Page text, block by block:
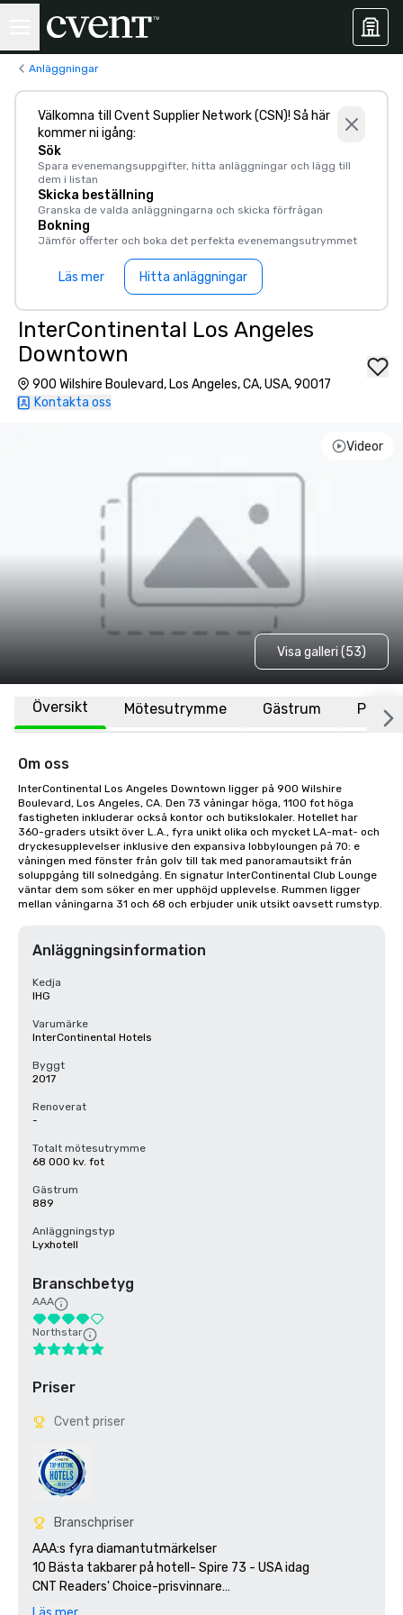
Anläggningar
Välkomna till Cvent Supplier Network (CSN)! Så här
kommer ni igång:
Sök
Spara evenemangsuppgifter, hitta anläggningar och lägg till
dem i listan
Skicka beställning
Granska de valda anläggningarna och skicka förfrågan
Bokning
Jämför offerter och boka det perfekta evenemangsutrymmet
Läs mer Hitta anläggningar
InterContinental Los Angeles
Downtown
900 Wilshire Boulevard, Los Angeles, CA, USA, 90017
Kontakta oss
Videor
Visa galleri (53)
Översikt Mötesutrymme Gästrum Plats
Om oss
InterContinental Los Angeles Downtown ligger på 900 Wilshire
Boulevard, Los Angeles, CA. Den 73 våningar höga, 1100 fot höga
fastigheten inkluderar också kontor och butikslokaler. Hotellet har
360-graders utsikt över L.A., fyra unikt olika och mycket LA-mat- och
dryckesupplevelser inklusive den expansiva lobbyloungen på 70: e
våningen med fönster från golv till tak med panoramautsikt från
soluppgång till solnedgång. En signatur InterContinental Club Lounge
väntar dem som söker en mer upphöjd upplevelse. Rummen ligger
mellan våningarna 31 och 68 och erbjuder unik utsikt oavsett rumstyp.
Anläggningsinformation
Kedja
IHG
Varumärke
InterContinental Hotels
Byggt
2017
Renoverat
-
Totalt mötesutrymme
68 000 kv. fot
Gästrum
889
Anläggningstyp
Lyxhotell
Branschbetyg
AAA
Northstar
Priser
Cvent priser
Branschpriser
AAA:s fyra diamantutmärkelser
10 Bästa takbarer på hotell- Spire 73 - USA idag
CNT Readers' Choice-prisvinnare
Forbes Travel Guide rekommenderar som ett av de 29